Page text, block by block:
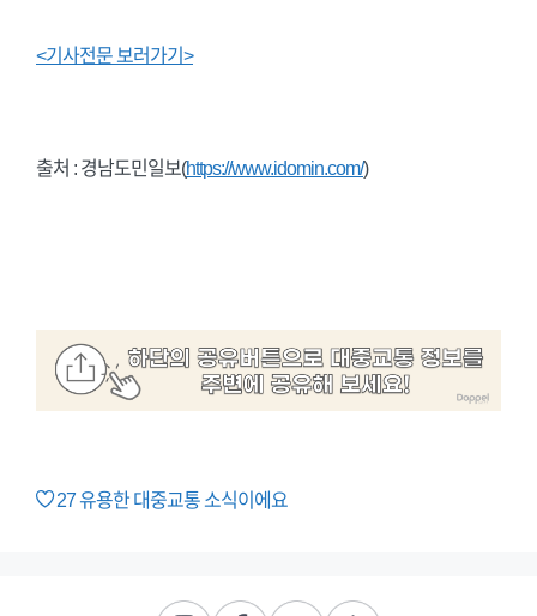
<기사전문 보러가기>
출처 : 경남도민일보(https://www.idomin.com/)
27유용한 대중교통 소식이에요